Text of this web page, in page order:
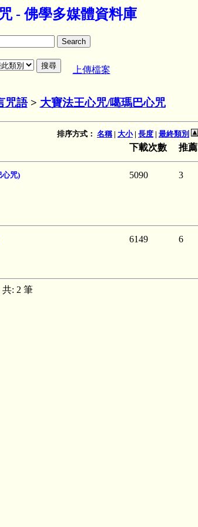
- 佛學多媒體資料庫
上傳檔案
咒語> 大寶法王心咒/噶瑪巴心咒
排序方式： 名稱| 大小| 長度 | 最終類別
下載次數 推薦
心咒) 5090 3
6149 6
: 2 筆